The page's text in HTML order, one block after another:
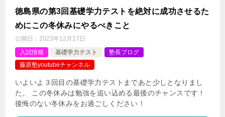
徳島県の第3回基礎学力テストを絶対に成功させるた
めにこの冬休みにやるべきこと
公開日： 2023年12月17日
入試情報
基礎学力テスト
塾長ブログ
藤原塾youtubeチャンネル
いよいよ３回目の基礎学力テストまであと少しとなりまし
た。 この冬休みは勉強を追い込める最後のチャンスです！
後悔のない冬休みをお過ごしください！